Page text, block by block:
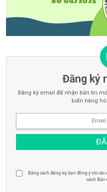
Đăng ký
Đăng ký email để nhận bản tin
biến hàng
Bằng cách đăng ký, bạn đồng ý với
sách Bảo